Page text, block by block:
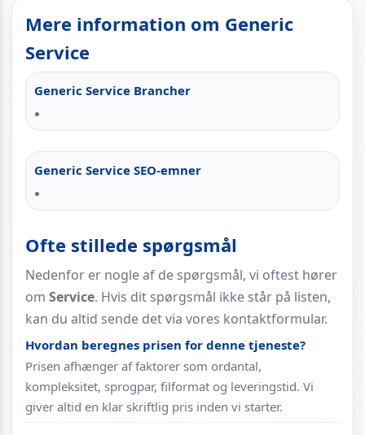
Mere information om Generic
Service
Generic Service Brancher
Generic Service SEO-emner
Ofte stillede spørgsmål
Nedenfor er nogle af de spørgsmål, vi oftest hører
om Service. Hvis dit spørgsmål ikke står på listen,
kan du altid sende det via vores kontaktformular.
Hvordan beregnes prisen for denne tjeneste?
Prisen afhænger af faktorer som ordantal,
kompleksitet, sprogpar, filformat og leveringstid. Vi
giver altid en klar skriftlig pris inden vi starter.